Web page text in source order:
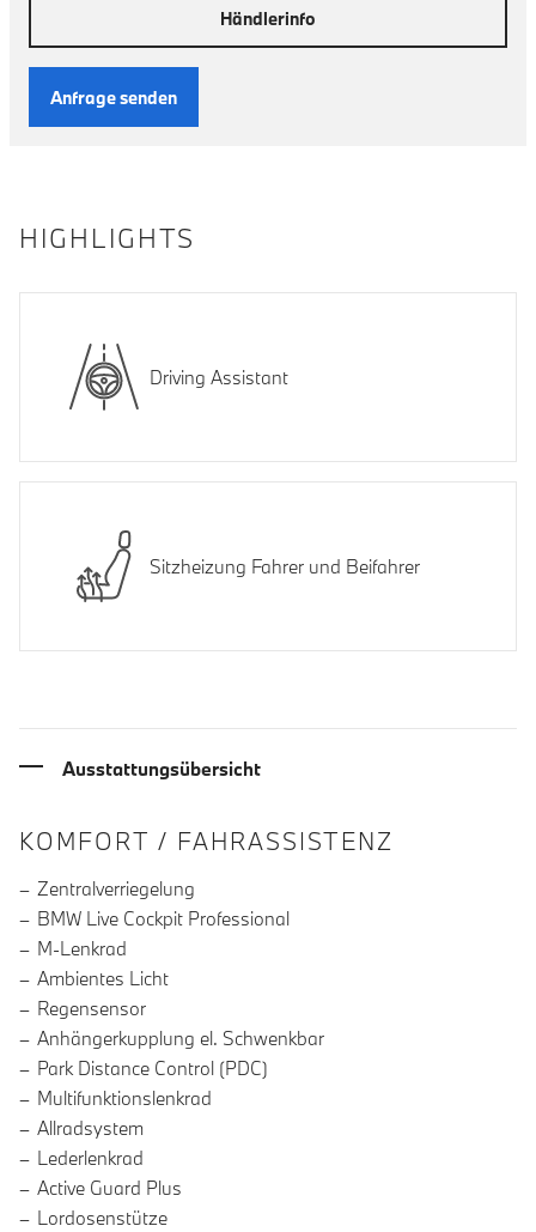
Händlerinfo
Anfrage senden
HIGHLIGHTS
Driving Assistant
Sitzheizung Fahrer und Beifahrer
Ausstattungsübersicht
INFORMATIONEN ÜBER DIE
KOMFORT / FAHRASSISTENZ
Zentralverriegelung
BMW Live Cockpit Professional
M-Lenkrad
Ambientes Licht
Regensensor
Anhängerkupplung el. Schwenkbar
Park Distance Control (PDC)
Multifunktionslenkrad
Allradsystem
Lederlenkrad
Active Guard Plus
Lordosenstütze